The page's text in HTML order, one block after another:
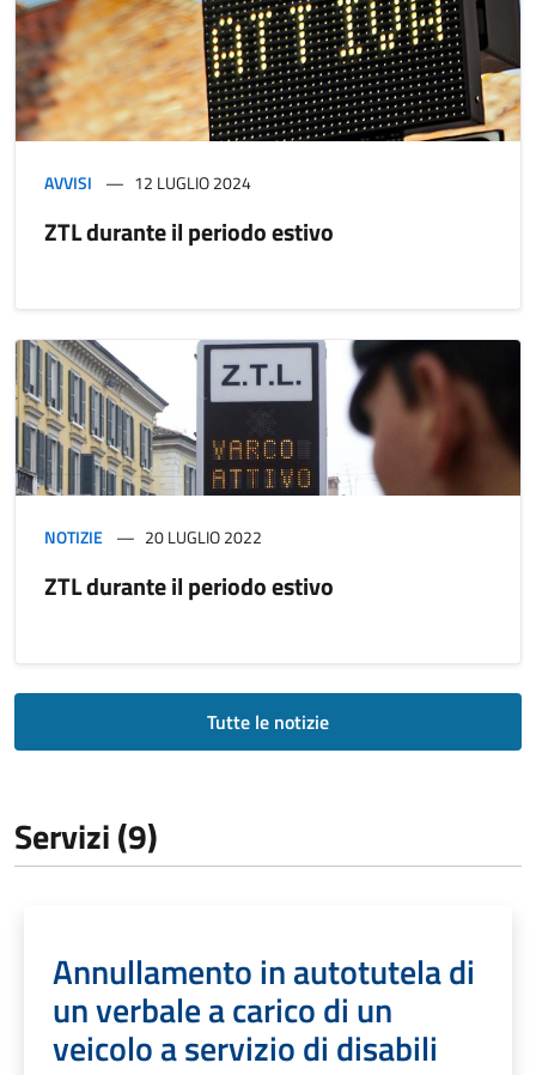
AVVISI 12 LUGLIO 2024
ZTL durante il periodo estivo
NOTIZIE 20 LUGLIO 2022
ZTL durante il periodo estivo
Tutte le notizie
Servizi (9)
Annullamento in autotutela di
un verbale a carico di un
veicolo a servizio di disabili